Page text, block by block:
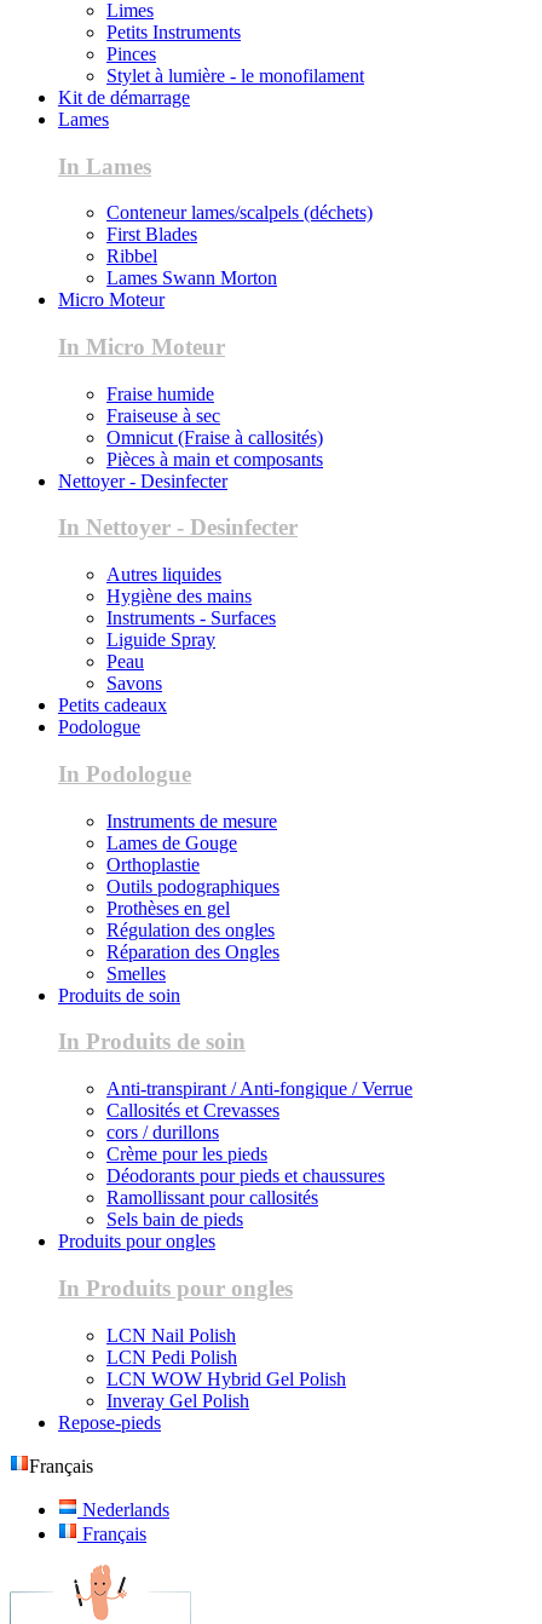
Limes
Petits Instruments
Pinces
Stylet à lumière - le monofilament
Kit de démarrage
Lames
In Lames
Conteneur lames/scalpels (déchets)
First Blades
Ribbel
Lames Swann Morton
Micro Moteur
In Micro Moteur
Fraise humide
Fraiseuse à sec
Omnicut (Fraise à callosités)
Pièces à main et composants
Nettoyer - Desinfecter
In Nettoyer - Desinfecter
Autres liquides
Hygiène des mains
Instruments - Surfaces
Liguide Spray
Peau
Savons
Petits cadeaux
Podologue
In Podologue
Instruments de mesure
Lames de Gouge
Orthoplastie
Outils podographiques
Prothèses en gel
Régulation des ongles
Réparation des Ongles
Smelles
Produits de soin
In Produits de soin
Anti-transpirant / Anti-fongique / Verrue
Callosités et Crevasses
cors / durillons
Crème pour les pieds
Déodorants pour pieds et chaussures
Ramollissant pour callosités
Sels bain de pieds
Produits pour ongles
In Produits pour ongles
LCN Nail Polish
LCN Pedi Polish
LCN WOW Hybrid Gel Polish
Inveray Gel Polish
Repose-pieds
Français
Nederlands
Français